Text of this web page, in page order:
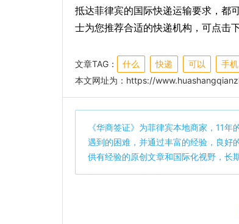
抵达菲律宾的国际快递运输要求，都
士为您推荐合适的快递机构，可点击
文章TAG： 什么 快递 可以 手机
本文网址为： https://
《华商签证》为菲律宾本地商家，11年
遇到的困难，并通过丰富的经验，良好
供有经验的原创文章和国际化视野，长